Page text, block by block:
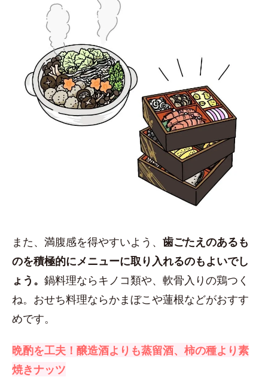
また、満腹感を得やすいよう、 歯ごたえのあるも
のを積極的にメニューに取り入れるのもよいでし
ょう。 鍋料理ならキノコ類や、軟骨入りの鶏つく
ね。おせち料理ならかまぼこや蓮根などがおすす
めです。
晩酌を工夫！醸造酒よりも蒸留酒、柿の種より素
焼きナッツ